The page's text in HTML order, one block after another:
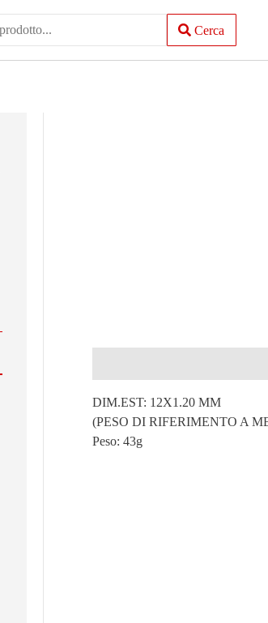
Cerca
DIM.EST: 12X1.20 MM
(PESO DI RIFERIMENTO A
Peso: 43g